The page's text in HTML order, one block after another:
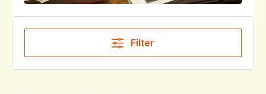
Filter